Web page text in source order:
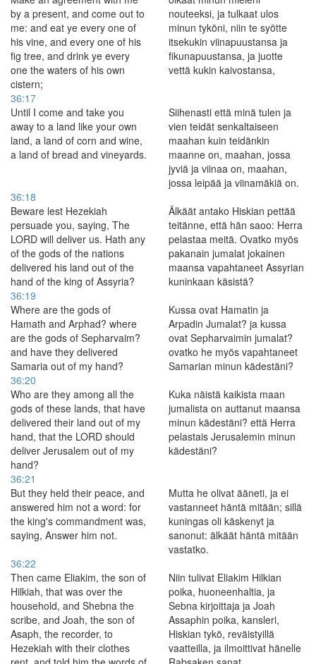
by a present, and come out to
me: and eat ye every one of
his vine, and every one of his
fig tree, and drink ye every
one the waters of his own
cistern;
nouteeksi, ja tulkaat ulos
minun tyköni, niin te syötte
itsekukin viinapuustansa ja
fikunapuustansa, ja juotte
vettä kukin kaivostansa,
36:17
Until I come and take you
away to a land like your own
land, a land of corn and wine,
a land of bread and vineyards.
Siihenasti että minä tulen ja
vien teidät senkaltaiseen
maahan kuin teidänkin
maanne on, maahan, jossa
jyviä ja viinaa on, maahan,
jossa leipää ja viinamäkiä on.
36:18
Beware lest Hezekiah
persuade you, saying, The
LORD will deliver us. Hath any
of the gods of the nations
delivered his land out of the
hand of the king of Assyria?
Älkäät antako Hiskian pettää
teitänne, että hän saoo: Herra
pelastaa meitä. Ovatko myös
pakanain jumalat jokainen
maansa vapahtaneet Assyrian
kuninkaan käsistä?
36:19
Where are the gods of
Hamath and Arphad? where
are the gods of Sepharvaim?
and have they delivered
Samaria out of my hand?
Kussa ovat Hamatin ja
Arpadin Jumalat? ja kussa
ovat Sepharvaimin jumalat?
ovatko he myös vapahtaneet
Samarian minun kädestäni?
36:20
Who are they among all the
gods of these lands, that have
delivered their land out of my
hand, that the LORD should
deliver Jerusalem out of my
hand?
Kuka näistä kaikista maan
jumalista on auttanut maansa
minun kädestäni? että Herra
pelastais Jerusalemin minun
kädestäni?
36:21
But they held their peace, and
answered him not a word: for
the king's commandment was,
saying, Answer him not.
Mutta he olivat ääneti, ja ei
vastanneet häntä mitään; sillä
kuningas oli käskenyt ja
sanonut: älkäät häntä mitään
vastatko.
36:22
Then came Eliakim, the son of
Hilkiah, that was over the
household, and Shebna the
scribe, and Joah, the son of
Asaph, the recorder, to
Hezekiah with their clothes
Niin tulivat Eliakim Hilkian
poika, huoneenhaltia, ja
Sebna kirjoittaja ja Joah
Assaphin poika, kansleri,
Hiskian tykö, reväistyillä
vaatteilla, ja ilmoittivat hänelle